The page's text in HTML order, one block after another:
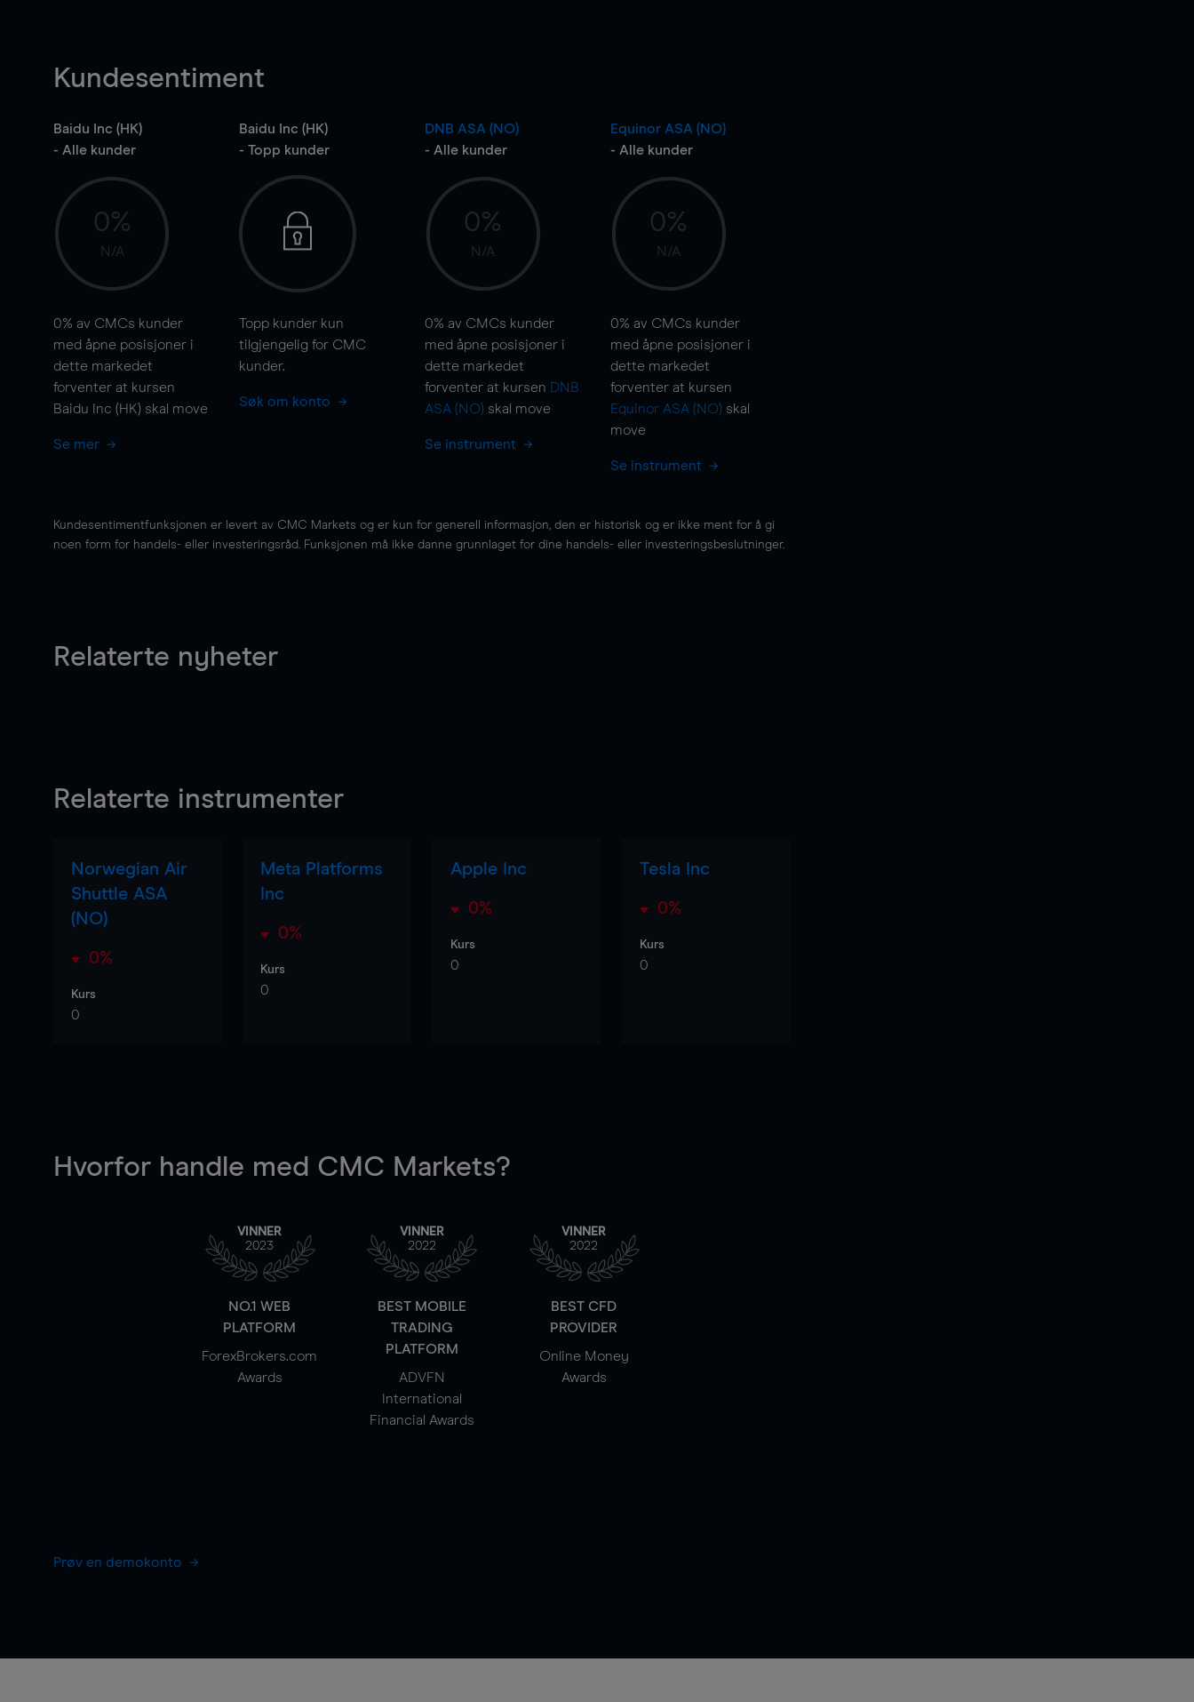
Kundesentiment
Baidu Inc (HK)
- Alle kunder
0%
N/A
0% av CMCs kunder
med åpne posisjoner i
dette markedet
forventer at kursen
Baidu Inc (HK) skal move
Se mer
Baidu Inc (HK)
- Topp kunder
Topp kunder kun
tilgjengelig for CMC
kunder.
Søk om konto
DNB ASA (NO)
- Alle kunder
0%
N/A
0% av CMCs kunder
med åpne posisjoner i
dette markedet
forventer at kursen DNB
ASA (NO) skal move
Se instrument
Equinor ASA (NO)
- Alle kunder
0%
N/A
0% av CMCs kunder
med åpne posisjoner i
dette markedet
forventer at kursen
Equinor ASA (NO) skal
move
Se instrument
Kundesentimentfunksjonen er levert av CMC Markets og er kun for generell informasjon, den er historisk og er ikke ment for å gi
noen form for handels- eller investeringsråd. Funksjonen må ikke danne grunnlaget for dine handels- eller investeringsbeslutninger.
Relaterte nyheter
Relaterte instrumenter
Norwegian Air
Shuttle ASA
(NO)
0%
Kurs
0
Meta Platforms
Inc
0%
Kurs
0
Apple Inc
0%
Kurs
0
Tesla Inc
0%
Kurs
0
Hvorfor handle med CMC Markets?
VINNER
2023
NO.1 WEB
PLATFORM
ForexBrokers.com
Awards
VINNER
2022
BEST MOBILE
TRADING
PLATFORM
ADVFN
International
Financial Awards
VINNER
2022
BEST CFD
PROVIDER
Online Money
Awards
Prøv en demokonto